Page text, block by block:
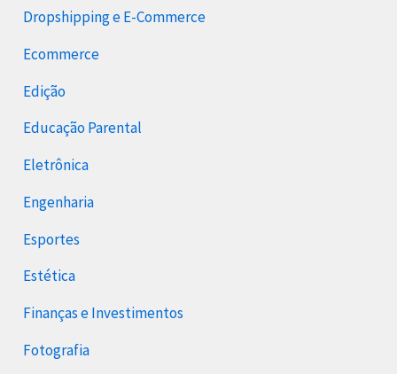
Dropshipping e E-Commerce
Ecommerce
Edição
Educação Parental
Eletrônica
Engenharia
Esportes
Estética
Finanças e Investimentos
Fotografia